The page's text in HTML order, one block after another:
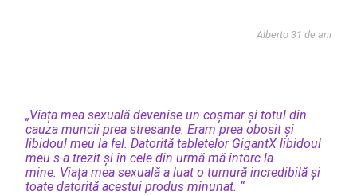
Alberto 31 de ani
„Viața mea sexuală devenise un coșmar și totul din
cauza muncii prea stresante. Eram prea obosit și
libidoul meu la fel. Datorită tabletelor GigantX libidoul
meu s-a trezit și în cele din urmă mă întorc la
mine. Viața mea sexuală a luat o turnură incredibilă și
toate datorită acestui produs minunat. “